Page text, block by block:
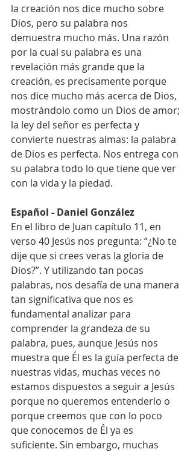
la creación nos dice mucho sobre
Dios, pero su palabra nos
demuestra mucho más. Una razón
por la cual su palabra es una
revelación más grande que la
creación, es precisamente porque
nos dice mucho más acerca de Dios,
mostrándolo como un Dios de amor;
la ley del señor es perfecta y
convierte nuestras almas: la palabra
de Dios es perfecta. Nos entrega con
su palabra todo lo que tiene que ver
con la vida y la piedad.
Español - Daniel González
En el libro de Juan capítulo 11, en
verso 40 Jesús nos pregunta: “¿No te
dije que si crees veras la gloria de
Dios?”. Y utilizando tan pocas
palabras, nos desafía de una manera
tan significativa que nos es
fundamental analizar para
comprender la grandeza de su
palabra, pues, aunque Jesús nos
muestra que Él es la guía perfecta de
nuestras vidas, muchas veces no
estamos dispuestos a seguir a Jesús
porque no queremos entenderlo o
porque creemos que con lo poco
que conocemos de Él ya es
suficiente. Sin embargo, muchas